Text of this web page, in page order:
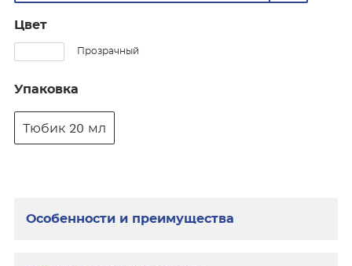
Цвет
Прозрачный
Упаковка
Тюбик 20 мл
Особенности и преимущества